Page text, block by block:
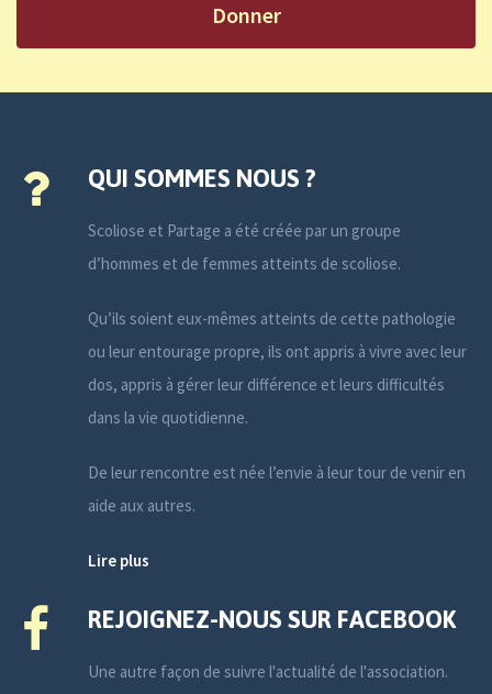
Donner
QUI SOMMES NOUS ?
Scoliose et Partage a été créée par un groupe
d’hommes et de femmes atteints de scoliose.
Qu’ils soient eux-mêmes atteints de cette pathologie
ou leur entourage propre, ils ont appris à vivre avec leur
dos, appris à gérer leur différence et leurs difficultés
dans la vie quotidienne.
De leur rencontre est née l’envie à leur tour de venir en
aide aux autres.
Lire plus
REJOIGNEZ-NOUS SUR FACEBOOK
Une autre façon de suivre l'actualité de l'association.